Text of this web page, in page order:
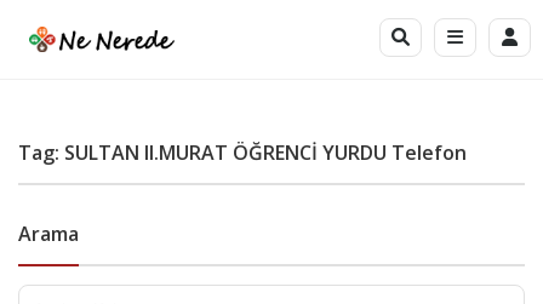
Tag: SULTAN II.MURAT ÖĞRENCİ YURDU Telefon
Arama